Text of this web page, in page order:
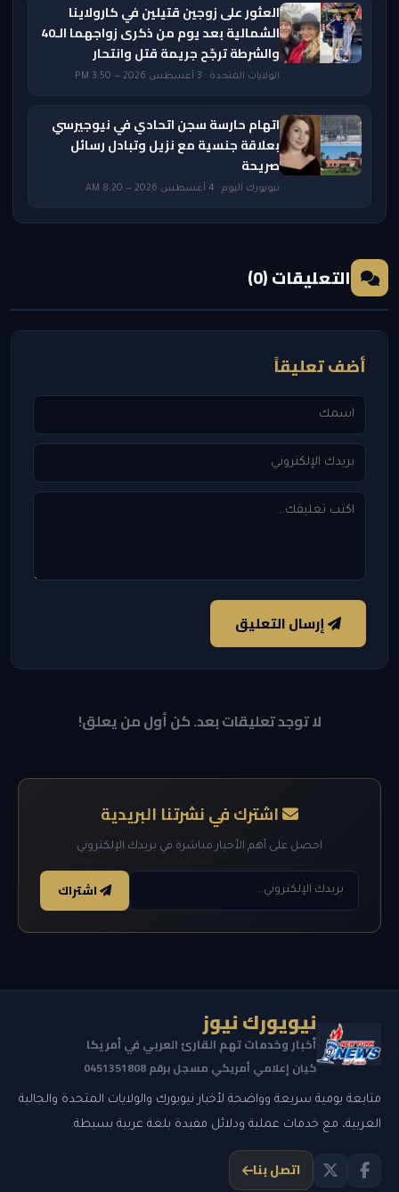
العثور على زوجين قتيلين في كارولاينا
الشمالية بعد يوم من ذكرى زواجهما الـ40
والشرطة ترجّح جريمة قتل وانتحار
الولايات المتحدة · 3 أغسطس 2026 — 3:50 PM
اتهام حارسة سجن اتحادي في نيوجيرسي
بعلاقة جنسية مع نزيل وتبادل رسائل
صريحة
نيويورك اليوم · 4 أغسطس 2026 — 8:20 AM
التعليقات (0)
أضف تعليقاً
إرسال التعليق
لا توجد تعليقات بعد. كن أول من يعلق!
اشترك في نشرتنا البريدية
احصل على أهم الأخبار مباشرة في بريدك الإلكتروني
اشتراك
نيويورك نيوز
أخبار وخدمات تهم القارئ العربي في أمريكا
كيان إعلامي أمريكي مسجل برقم 0451351808
متابعة يومية سريعة وواضحة لأخبار نيويورك والولايات المتحدة والجالية
العربية، مع خدمات عملية ودلائل مفيدة بلغة عربية بسيطة.
اتصل بنا